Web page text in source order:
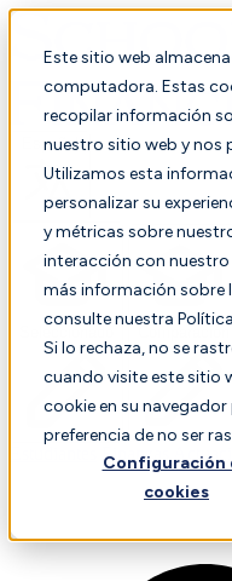
Este sitio web
computadora. Estas
recopilar información
nuestro sitio web y nos
Utilizamos esta
personalizar su
y métricas sobre
interacción con
más información sobre
consulte nuestra
Si lo rechaza, no se
cuando visite este sitio
cookie en su
preferencia de no ser
Configuración
cookies
Español
Finanzas